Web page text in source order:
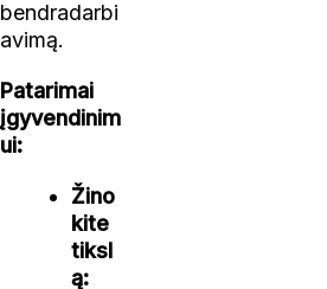
bendradarbi
avimą.
Patarimai
įgyvendinim
ui:
Žino
kite
tiksl
ą: